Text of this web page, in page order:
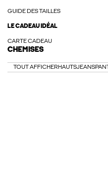
GUIDE DES TAILLES
LE CADEAU IDÉAL
CARTE CADEAU
CHEMISES
TOUT AFFICHERHAUTSJEANS